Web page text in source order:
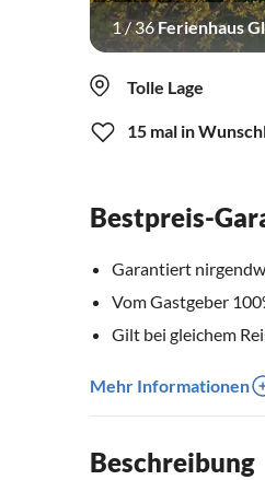
1/36Ferienhaus
Tolle Lage
15 mal in
Bestpreis-
Garantiert
Vom Gastgeber
Gilt bei gleichem
Mehr Informationen
Beschreibung